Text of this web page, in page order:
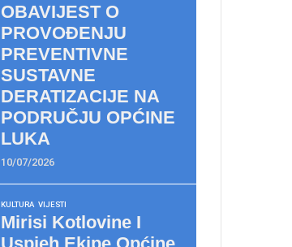
OBAVIJEST O
PROVOĐENJU
PREVENTIVNE
SUSTAVNE
DERATIZACIJE NA
PODRUČJU OPĆINE
LUKA
10/07/2026
KULTURA VIJESTI
Mirisi Kotlovine I
Uspjeh Ekipe Općine